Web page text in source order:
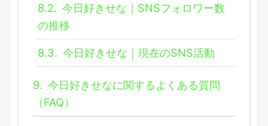
8.2. 今日好きせな｜SNSフォロワー数
の推移
8.3. 今日好きせな｜現在のSNS活動
9. 今日好きせなに関するよくある質問
（FAQ）